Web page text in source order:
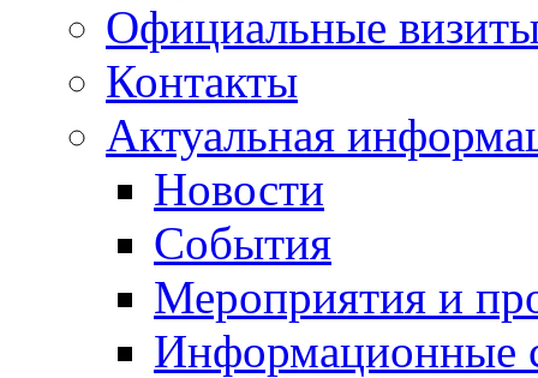
Официальные
Контакты
Актуальная
Новости
События
Мероприятия и
Информационные